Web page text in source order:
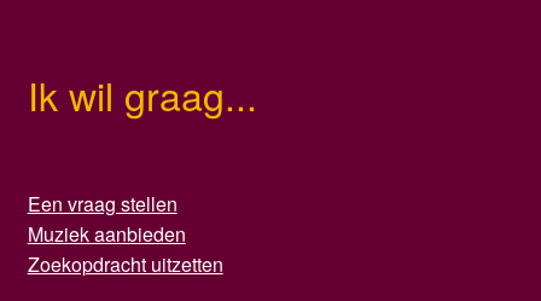
Ik wil graag...
Een vraag stellen
Muziek aanbieden
Zoekopdracht uitzetten